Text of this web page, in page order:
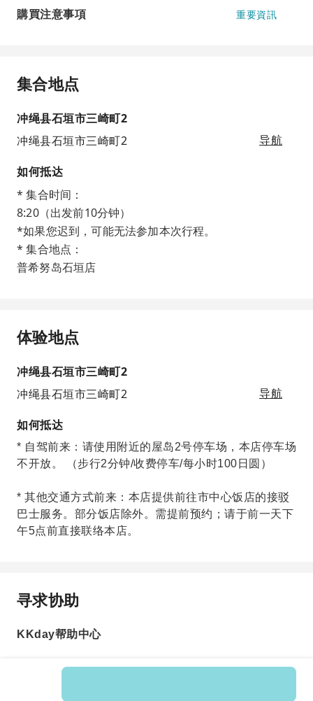
購買注意事項 重要資訊
集合地点
冲绳县石垣市三崎町2
冲绳县石垣市三崎町2
导航
如何抵达
* 集合时间：
8:20（出发前10分钟）
*如果您迟到，可能无法参加本次行程。
* 集合地点：
普希努岛石垣店
体验地点
冲绳县石垣市三崎町2
冲绳县石垣市三崎町2
导航
如何抵达
* 自驾前来：请使用附近的屋岛2号停车场，本店停车场
不开放。 （步行2分钟/收费停车/每小时100日圆）
* 其他交通方式前来：本店提供前往市中心饭店的接驳
巴士服务。部分饭店除外。需提前预约；请于前一天下
午5点前直接联络本店。
寻求协助
KKday帮助中心